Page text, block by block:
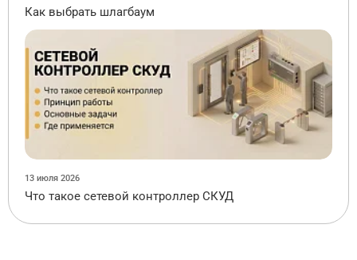
Как выбрать шлагбаум
13 июля 2026
Что такое сетевой контроллер СКУД